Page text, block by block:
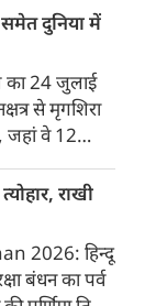
सत्य
पर कोई भी
इसी विचार ने
की नींव
के इस अद्भुत
प्रमुख स्तंभों को
समेत दुनिया में
का 24 जुलाई
से मृगशिरा
जहां वे 12
मोड़ आ चुका
राशि मिथुन
लगे हैं। अब जब
ग्रह सीधी
है आपकी
राखी
2026: हिन्दू
बंधन का पर्व